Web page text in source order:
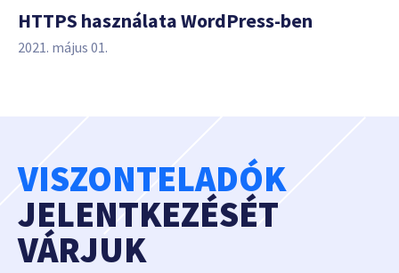
HTTPS használata WordPress-ben
2021. május 01.
VISZONTELADÓK
JELENTKEZÉSÉT
VÁRJUK